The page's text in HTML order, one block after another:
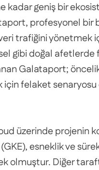
kadar geniş bir
profesyonel bir
trafiğini yönetmek
doğal afetlerde
Galataport;
felaket senaryosu
üzerinde projenin
esneklik ve
olmuştur. Diğer